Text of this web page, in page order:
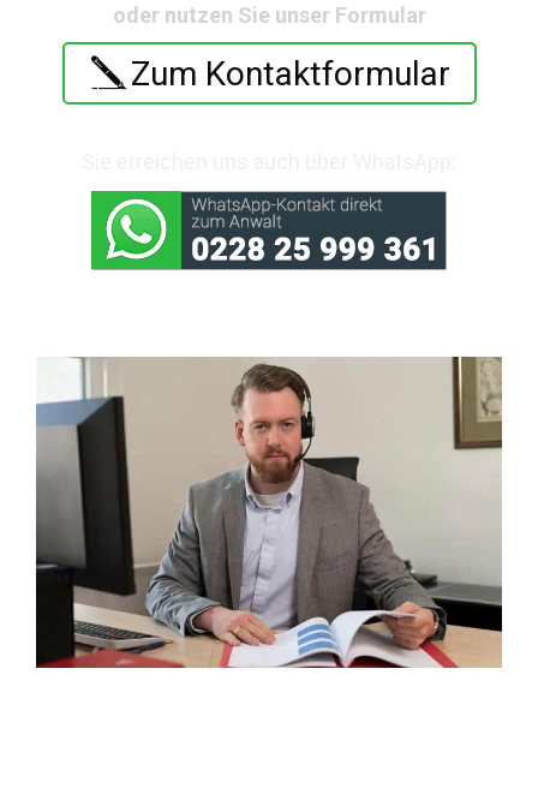
oder nutzen Sie unser Formular
Zum Kontaktformular